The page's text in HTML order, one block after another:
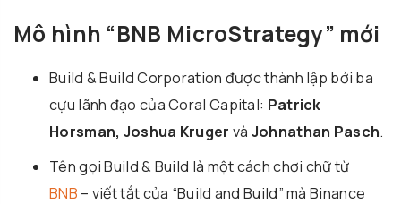
Mô hình “BNB MicroStrategy” mới
Build & Build Corporation được thành lập bởi ba
cựu lãnh đạo của Coral Capital: Patrick
Horsman, Joshua Kruger và Johnathan Pasch.
Tên gọi Build & Build là một cách chơi chữ từ
BNB – viết tắt của “Build and Build” mà Binance